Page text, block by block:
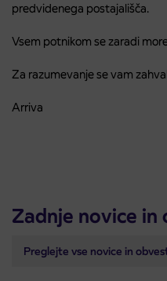
predvidenega postajališča.
Vsem potnikom se zaradi
Za razumevanje se vam
Arriva
Zadnje novice in
Preglejte vse novice in